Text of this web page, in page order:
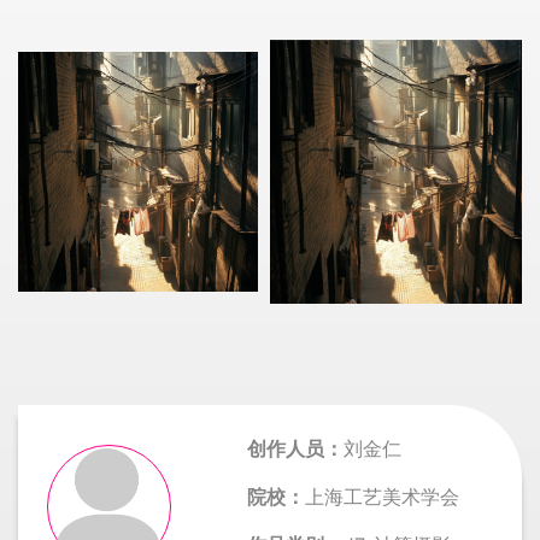
创作人员：刘金仁
院校：上海工艺美术学会